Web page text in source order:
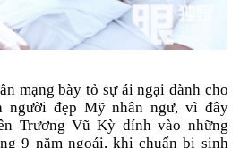
mạng bày tỏ sự ái ngại dành cho
người đẹp Mỹ nhân ngư, vì đây
Trương Vũ Kỳ dính vào những
9 năm ngoái, khi chuẩn bị sinh